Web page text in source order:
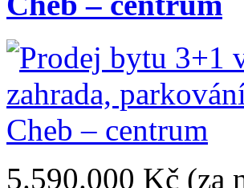
5.590.000 Kč (za